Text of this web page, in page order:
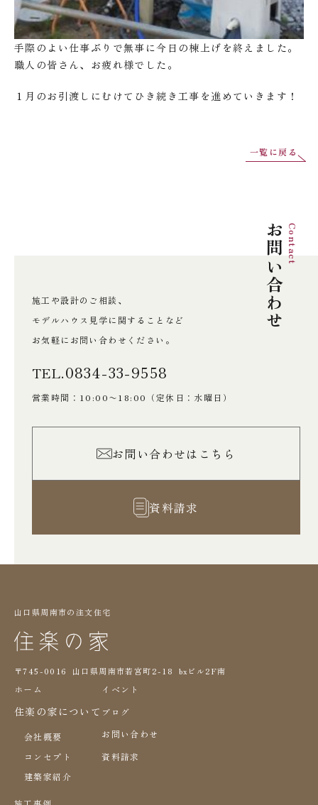
手際のよい仕事ぶりで無事に今日の棟上げを終えました。
職人の皆さん、お疲れ様でした。
１月のお引渡しにむけてひき続き工事を進めていきます！
一覧に戻る
お問い合わせContact
施工や設計のご相談、
モデルハウス見学に関することなど
お気軽にお問い合わせください。
TEL.0834-33-9558
営業時間：10:00〜18:00 （定休日：水曜日）
お問い合わせはこちら
資料請求
山口県周南市の注文住宅
〒745-0016 山口県周南市若宮町2-18 bxビル2F南
ホーム
住楽の家について
会社概要
コンセプト
建築家紹介
イベント
ブログ
お問い合わせ
資料請求